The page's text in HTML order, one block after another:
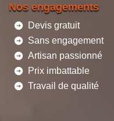
Nos engagements
Devis gratuit
Sans engagement
Artisan passionné
Prix imbattable
Travail de qualité